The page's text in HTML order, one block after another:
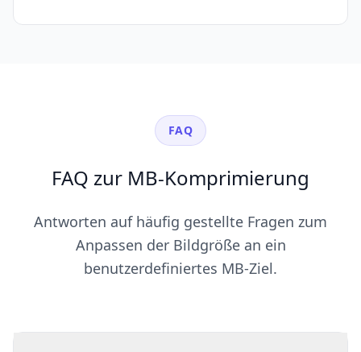
FAQ
FAQ zur MB-Komprimierung
Antworten auf häufig gestellte Fragen zum
Anpassen der Bildgröße an ein
benutzerdefiniertes MB-Ziel.